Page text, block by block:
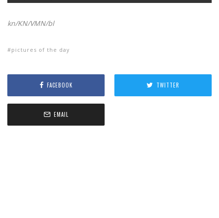
kn/KN/VMN/bl
pictures of the day
FACEBOOK TWITTER
EMAIL